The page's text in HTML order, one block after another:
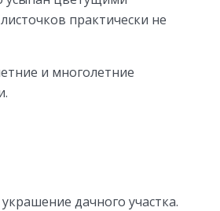
практически не
и многолетние
дачного участка.